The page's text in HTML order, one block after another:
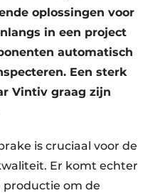
oplossingen voor
in een project
automatisch
Een sterk
Vintiv graag zijn
is cruciaal voor de
Er komt echter
om de